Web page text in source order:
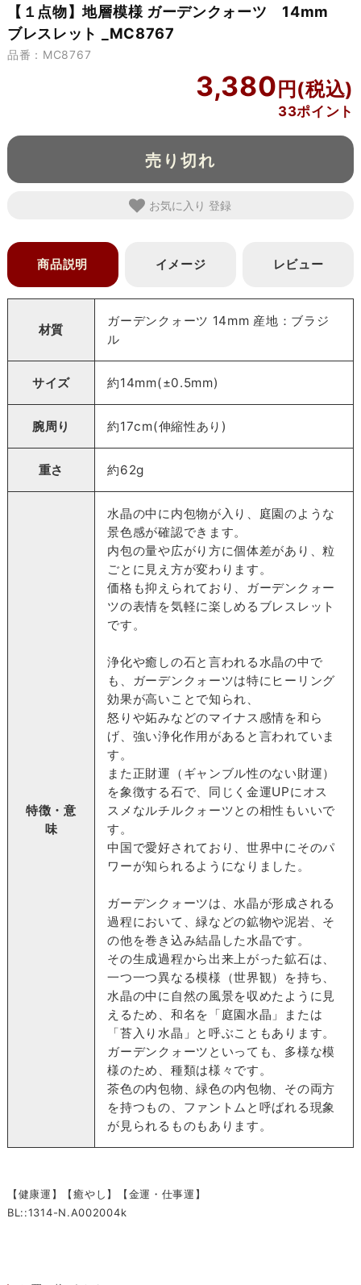
【１点物】地層模様 ガーデンクォーツ 14mm
ブレスレット _MC8767
品番：MC8767
3,380
33ポイント
売り切れ
お気に入り
商品説明 イメージ レビュー
材質
ガーデンクォーツ 14mm 産地：ブラジ
ル
サイズ 約14mm(±0.5mm)
腕周り 約17cm(伸縮性あり)
重さ 約62g
特徴・意
味
水晶の中に内包物が入り、庭園のような
景色感が確認できます。
内包の量や広がり方に個体差があり、粒
ごとに見え方が変わります。
価格も抑えられており、ガーデンクォー
ツの表情を気軽に楽しめるブレスレット
です。
浄化や癒しの石と言われる水晶の中で
も、ガーデンクォーツは特にヒーリング
効果が高いことで知られ、
怒りや妬みなどのマイナス感情を和ら
げ、強い浄化作用があると言われていま
す。
また正財運（ギャンブル性のない財運）
を象徴する石で、同じく金運UPにオス
スメなルチルクォーツとの相性もいいで
す。
中国で愛好されており、世界中にそのパ
ワーが知られるようになりました。
ガーデンクォーツは、水晶が形成される
過程において、緑などの鉱物や泥岩、そ
の他を巻き込み結晶した水晶です。
その生成過程から出来上がった鉱石は、
一つ一つ異なる模様（世界観）を持ち、
水晶の中に自然の風景を収めたように見
えるため、和名を「庭園水晶」または
「苔入り水晶」と呼ぶこともあります。
ガーデンクォーツといっても、多様な模
様のため、種類は様々です。
茶色の内包物、緑色の内包物、その両方
を持つもの、ファントムと呼ばれる現象
が見られるものもあります。
【健康運】【癒やし】【金運・仕事運】
BL::1314-N.A002004k